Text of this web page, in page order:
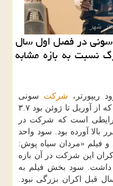
در فصل اول سال
نسبت به بازه مشابه
ریپورتر، شركت سونی
پیكچرز در فصل اول سال میلادی جاری كه از آوریل تا ژوئن بود ۳.۷
است كه شركت در
میلیون دلار ضرر بالا آورده بود. سود واحد
رشد كرد و فیلم «مردان سیاه پوش:
این شركت در آن بازه
داشت. سود بخش فیلم به
قبل اكران بزرگی نبود.